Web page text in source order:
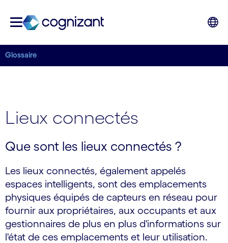
Glossaire
Lieux connectés
Que sont les lieux connectés ?
Les lieux connectés, également appelés
espaces intelligents, sont des emplacements
physiques équipés de capteurs en réseau pour
fournir aux propriétaires, aux occupants et aux
gestionnaires de plus en plus d'informations sur
l'état de ces emplacements et leur utilisation.